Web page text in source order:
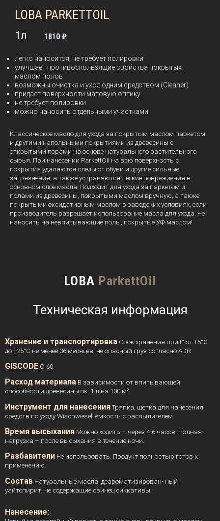
LOBA PARKETTOIL
легко наносится, не требует полировки
улучшает противоскользящие свойства покрытых
маслом полов
возможны очистка и уход одним средством (Cleaner)
придает поверхности матовую оптику
не требует полировки
можно наносить отдельными участками
1л 1810 ₽
Классическое масло для ухода за покрытым маслом паркетом
и другими напольными покрытиями из древесины с
открытыми порами на основе натурального растительного
сырья. При нанесении ParkettOil на всю поверхность с
покрытия удаляются следы от обуви и другие сильные
загрязнения, а также устраняются легкие повреждения в
основном слое масла. Подходит для ухода за паркетом и
полами из древесины, покрытыми маслом вручную, а также
покрытыми оксидативным маслом в заводских условиях, если
производитель разрешает использование масла для ухода. Не
наносить на невпитывающие полы, покрытые УФ-маслом!
LOBA ParkettOil
Техническая информация
Хранение и транспортировка Срок хранения при t° от +5°C
до +25°C не менее 36 месяцев, не опасный груз согласно ADR
GISCODE Ö 60
Расход материала В зависимости от впитывающей
способности древесины ок. 1 л на 100 м²
Инструмент для нанесения Тряпка, щетка для нанесения
средств по уходу Wischwiesel, ёмкость с распылителем
Время высыхания Можно ходить – через 4-6 часов. Полная
нагрузка – после высыхания в течение ночи.
Разбавители Не использовать. Продукт полностью готов к
применению.
Состав Натуральные масла, деароматизирован- ный
уайтспирит, не содержащие свинец сиккативы
Нанесение: